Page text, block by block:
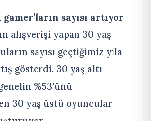
sayısı artıyor
alışverişi yapan 30 yaş
sayısı geçtiğimiz yıla
gösterdi. 30 yaş altı
%53’ünü
30 yaş üstü oyuncular